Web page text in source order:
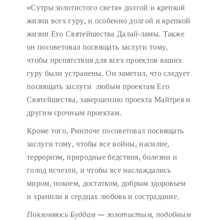
«Сутры золотистого света» долгой и крепкой
жизни всех гуру, и особенно долгой и крепкой
жизни Его Святейшества Далай-ламы. Также
он посоветовал посвящать заслуги тому,
чтобы препятствия для всех проектов ваших
гуру были устранены. Он заметил, что следует
посвящать заслуги любым проектам Его
Святейшества, завершению проекта Майтрея и
другим срочным проектам.
Кроме того, Ринпоче посоветовал посвящать
заслуги тому, чтобы все войны, насилие,
терроризм, природные бедствия, болезни и
голод исчезли, и чтобы все наслаждались
миром, покоем, достатком, добрым здоровьем
и хранили в сердцах любовь и сострадание.
Поклоняюсь Буддам — золотистым, подобным